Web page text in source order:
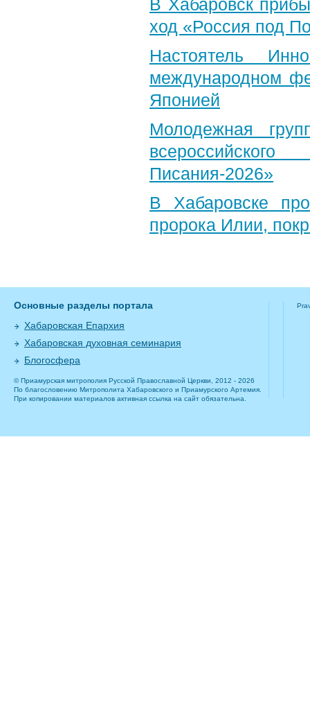
В Хабаровск
ход «Россия под
Настоятель
международном
Японией
Молодежная
Писания-2026»
В Хабаровске
пророка Илии,
Основные разделы портала
Хабаровская Епархия
Хабаровская духовная семинария
Блогосфера
© Приамурская митрополия Русской Православной Церкви, 2012 - 2026
По благословению Митрополита Хабаровского и Приамурского Артемия.
При копировании материалов активная ссылка на сайт обязательна.